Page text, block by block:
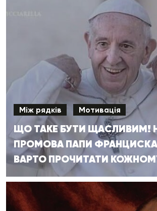
Між рядків Мотивація
ЩО ТАКЕ БУТИ ЩАСЛИВИМ!
ПРОМОВА ПАПИ
ВАРТО ПРОЧИТАТИ